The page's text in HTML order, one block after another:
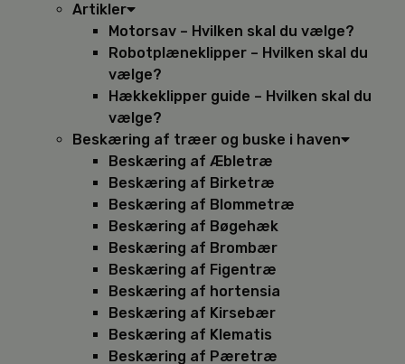
Artikler
Motorsav – Hvilken skal du vælge?
Robotplæneklipper – Hvilken skal du
vælge?
Hækkeklipper guide – Hvilken skal du
vælge?
Beskæring af træer og buske i haven
Beskæring af Æbletræ
Beskæring af Birketræ
Beskæring af Blommetræ
Beskæring af Bøgehæk
Beskæring af Brombær
Beskæring af Figentræ
Beskæring af hortensia
Beskæring af Kirsebær
Beskæring af Klematis
Beskæring af Pæretræ